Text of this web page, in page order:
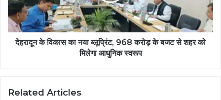
देहरादून के विकास का नया ब्लूप्रिंट, 968 करोड़ के बजट से शहर को
मिलेगा आधुनिक स्वरूप
Related Articles